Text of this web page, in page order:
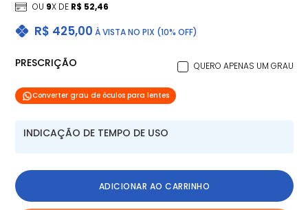
R$ 425,00 À VISTA NO PIX (10% OFF)
OU 9X DE R$ 52,46
PRESCRIÇÃO QUERO APENAS UM GRAU
Converter grau de óculos para lentes
INDICAÇÃO DE TEMPO DE USO
ADICIONAR AO CARRINHO